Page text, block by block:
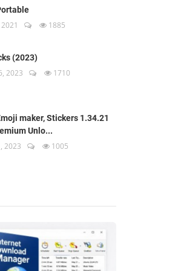
1885
(2023)
2023 1710
maker, Stickers 1.34.21
Unlo...
2023 1005